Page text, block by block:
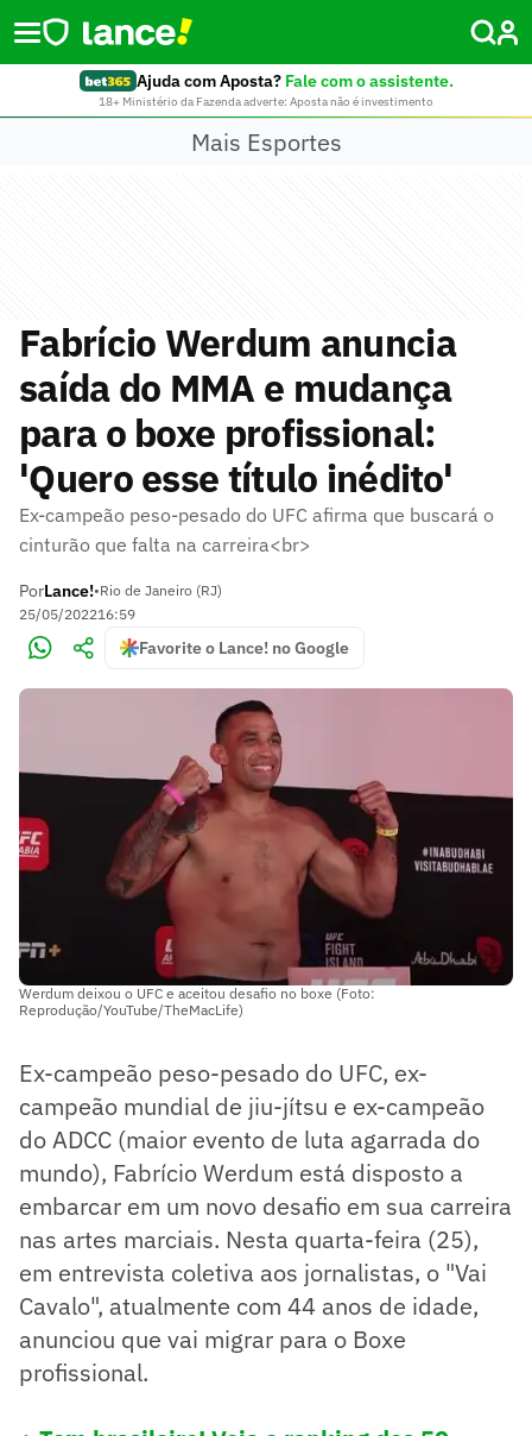
Ajuda com Aposta? Fale com o assistente.
18+ Ministério da Fazenda adverte: Aposta não é investimento
Mais Esportes
Fabrício Werdum anuncia
saída do MMA e mudança
para o boxe profissional:
'Quero esse título inédito'
Ex-campeão peso-pesado do UFC afirma que buscará o
cinturão que falta na carreira<br>
PorLance!•Rio de Janeiro (RJ)
25/05/202216:59
Favorite o Lance! no Google
Werdum deixou o UFC e aceitou desafio no boxe (Foto:
Reprodução/YouTube/TheMacLife)
Ex-campeão peso-pesado do UFC, ex-
campeão mundial de jiu-jítsu e ex-campeão
do ADCC (maior evento de luta agarrada do
mundo), Fabrício Werdum está disposto a
embarcar em um novo desafio em sua carreira
nas artes marciais. Nesta quarta-feira (25),
em entrevista coletiva aos jornalistas, o "Vai
Cavalo", atualmente com 44 anos de idade,
anunciou que vai migrar para o Boxe
profissional.